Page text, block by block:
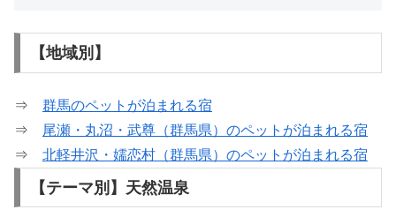
【地域別】
⇒ 群馬のペットが泊まれる宿
⇒
尾瀬・丸沼・武尊（群馬県）のペットが泊まれる宿
⇒ 北軽井沢・嬬恋村（群馬県）のペットが泊まれる宿
【テーマ別】天然温泉